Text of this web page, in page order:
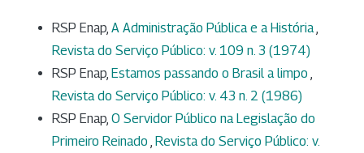
RSP Enap, A Administração Pública e a História,
Revista do Serviço Público: v. 109 n. 3 (1974)
RSP Enap, Estamos passando o Brasil a limpo ,
Revista do Serviço Público: v. 43 n. 2 (1986)
RSP Enap, O Servidor Público na Legislação do
Primeiro Reinado , Revista do Serviço Público: v.